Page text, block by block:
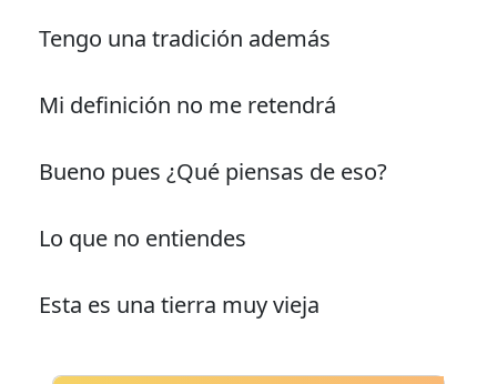
Tengo una tradición además
Mi definición no me retendrá
Bueno pues ¿Qué piensas de eso?
Lo que no entiendes
Esta es una tierra muy vieja